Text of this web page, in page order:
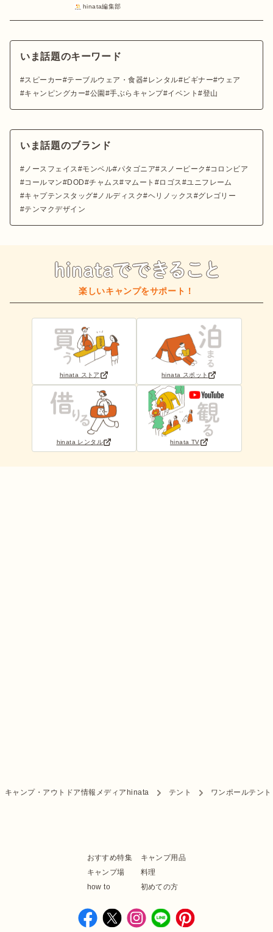
hinata編集部
いま話題のキーワード
スピーカー テーブルウェア・食器 レンタル ビギナー
ウェア
キャンピングカー 公園 手ぶらキャンプ イベント 登山
いま話題のブランド
ノースフェイス モンベル パタゴニア スノーピーク
コロンビア
コールマン
DOD チャムス マムート ロゴス
ユニフレーム
キャプテンスタッグ
ノルディスク ヘリノックス
グレゴリー
テンマクデザイン
楽しいキャンプをサポート！
hinata ストア hinata スポット
hinata レンタル hinata TV
キャンプ・アウトドア情報メディアhinata テント ワンポールテン
おすすめ特集
キャンプ用品
キャンプ場
料理
how to
初めての方